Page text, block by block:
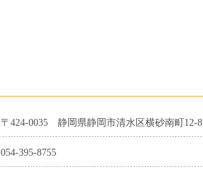
〒424-0035 静岡県静岡市清水区横砂南町12-8
054-395-8755